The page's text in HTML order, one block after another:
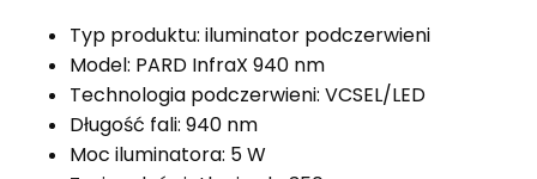
Typ produktu: iluminator podczerwieni
Model: PARD InfraX 940 nm
Technologia podczerwieni: VCSEL/LED
Długość fali: 940 nm
Moc iluminatora: 5 W